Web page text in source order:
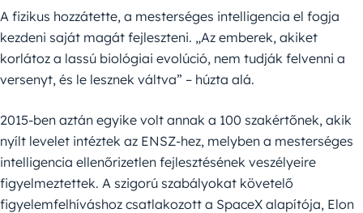
A fizikus hozzátette, a mesterséges intelligencia el fogja
kezdeni saját magát fejleszteni. „Az emberek, akiket
korlátoz a lassú biológiai evolúció, nem tudják felvenni a
versenyt, és le lesznek váltva” – húzta alá.
2015-ben aztán egyike volt annak a 100 szakértőnek, akik
nyílt levelet intéztek az ENSZ-hez, melyben a mesterséges
intelligencia ellenőrizetlen fejlesztésének veszélyeire
figyelmeztettek. A szigorú szabályokat követelő
figyelemfelhíváshoz csatlakozott a SpaceX alapítója, Elon